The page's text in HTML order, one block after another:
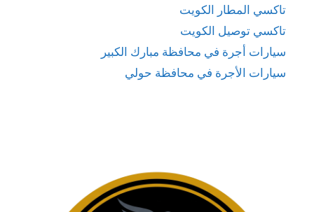
تاكسي المطار الكويت
تاكسي توصيل الكويت
سيارات أجرة في محافظة مبارك الكبير
سيارات الأجرة في محافظة حولي